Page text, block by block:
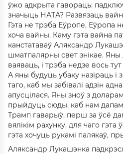
ўжо адкрыта гавораць:
значыць НАТА? Развязаць
Гэта не трэба Еўропе, Еўропа
хоча вайны. Каму гэта вайна
канстатаваў Аляксандр
шматпалярны свет знікае.
ваяваць, і трэба недзе вось
А яны будуць убаку назіраць і
таго, каб мы забівалі адзін
апусцілася. Яны зноў з
прыйдуць сюды, каб нам
Трамп гаварыў, перш за ўсё
вялікім рахунку, для чаго
гэта хочуць рукамі палякаў,
Аляксандр Лукашэнка